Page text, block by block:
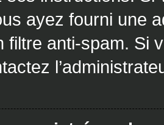
ayez fourni une
filtre anti-spam. Si